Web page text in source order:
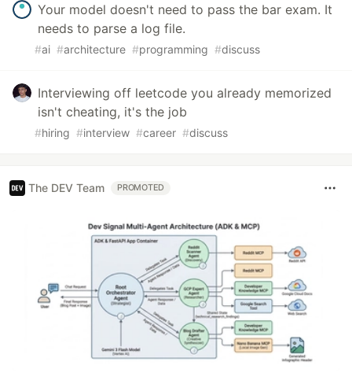
Your model doesn't need to pass the bar exam. It
needs to parse a log file.
#ai #architecture #programming #discuss
Interviewing off leetcode you already memorized
isn't cheating, it's the job
#hiring #interview #career #discuss
The DEV Team PROMOTED